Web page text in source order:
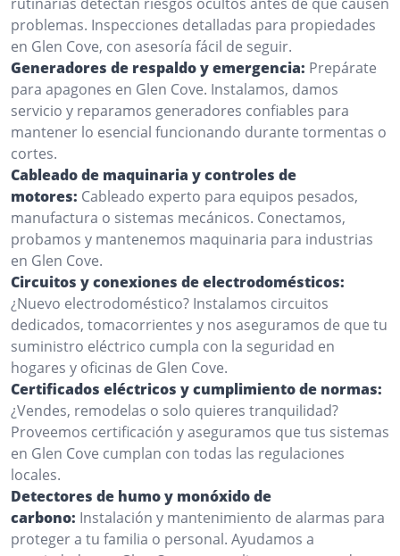
problemas. Inspecciones detalladas para propiedades
en Glen Cove, con asesoría fácil de seguir.
Generadores de respaldo y emergencia: Prepárate
para apagones en Glen Cove. Instalamos, damos
servicio y reparamos generadores confiables para
mantener lo esencial funcionando durante tormentas o
cortes.
Cableado de maquinaria y controles de
motores: Cableado experto para equipos pesados,
manufactura o sistemas mecánicos. Conectamos,
probamos y mantenemos maquinaria para industrias
en Glen Cove.
Circuitos y conexiones de electrodomésticos:
¿Nuevo electrodoméstico? Instalamos circuitos
dedicados, tomacorrientes y nos aseguramos de que tu
suministro eléctrico cumpla con la seguridad en
hogares y oficinas de Glen Cove.
Certificados eléctricos y cumplimiento de normas:
¿Vendes, remodelas o solo quieres tranquilidad?
Proveemos certificación y aseguramos que tus sistemas
en Glen Cove cumplan con todas las regulaciones
locales.
Detectores de humo y monóxido de
carbono: Instalación y mantenimiento de alarmas para
proteger a tu familia o personal. Ayudamos a